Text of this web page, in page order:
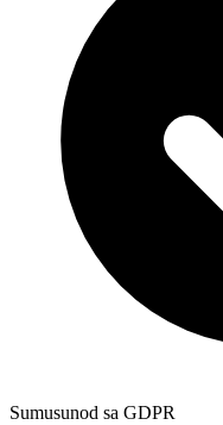
Sumusunod sa GDPR